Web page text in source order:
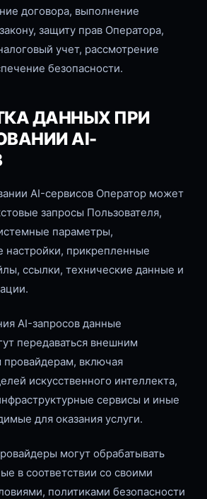
договора, выполнение
защиту прав Оператора,
учет, рассмотрение
безопасности.
ДАННЫХ ПРИ
AI-
AI-сервисов Оператор может
запросы Пользователя,
параметры,
настройки, прикрепленные
ссылки, технические данные и
AI-запросов данные
передаваться внешним
провайдерам, включая
искусственного интеллекта,
сервисы и иные
для оказания услуги.
могут обрабатывать
в соответствии со своими
политиками безопасности